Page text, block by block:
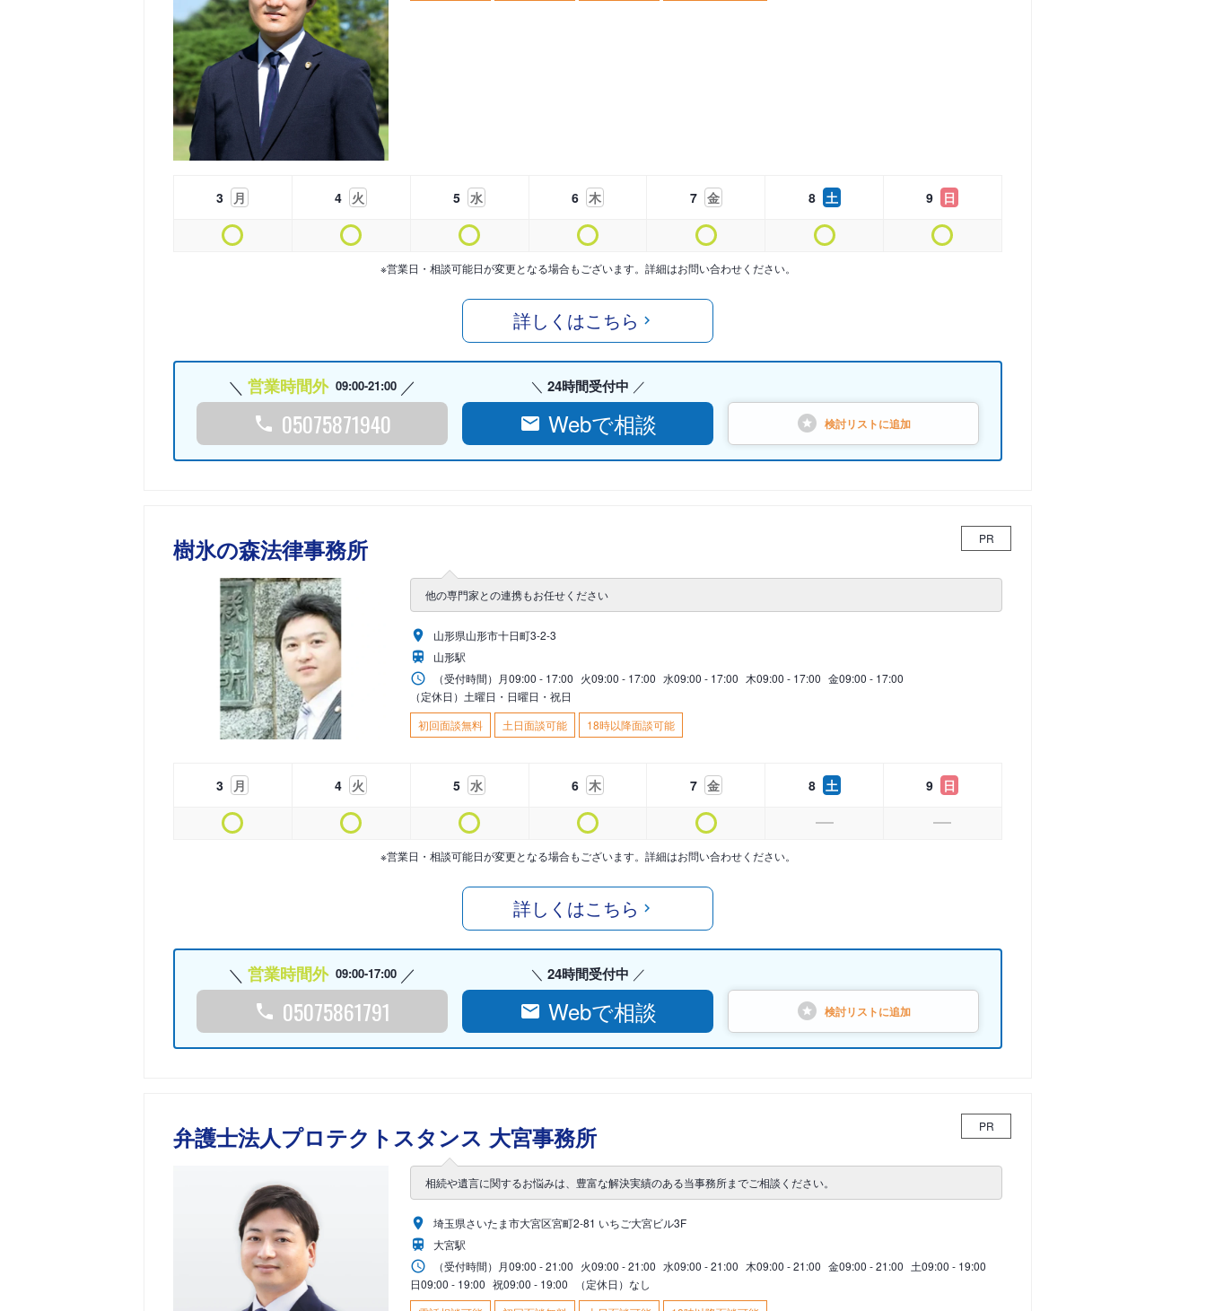
3 月 4 火 5 水 6 木 7 金 8 土 9 日
※営業日・相談可能日が変更となる場合もございます。詳細はお問い合わせください。
詳しくはこちら
営業時間外 09:00-21:00
05075871940
24時間受付中
Webで相談 検討リストに追加
樹氷の森法律事務所 PR
他の専門家との連携もお任せください
山形県山形市十日町3-2-3
山形駅
（受付時間） 月09:00 - 17:00 火09:00 - 17:00 水09:00 - 17:00 木09:00 - 17:00 金09:00 - 17:00
（定休日）土曜日・日曜日・祝日
初回面談無料
土日面談可能 18時以降面談可能
3 月 4 火 5 水 6 木 7 金 8 土 9 日
※営業日・相談可能日が変更となる場合もございます。詳細はお問い合わせください。
詳しくはこちら
営業時間外 09:00-17:00
05075861791
24時間受付中
Webで相談 検討リストに追加
弁護士法人プロテクトスタンス 大宮事務所 PR
相続や遺言に関するお悩みは、豊富な解決実績のある当事務所までご相談ください。
埼玉県さいたま市大宮区宮町2-81 いちご大宮ビル3F
大宮駅
（受付時間） 月09:00 - 21:00 火09:00 - 21:00 水09:00 - 21:00 木09:00 - 21:00 金09:00 - 21:00 土09:00 - 19:00
日09:00 - 19:00 祝09:00 - 19:00
（定休日）なし